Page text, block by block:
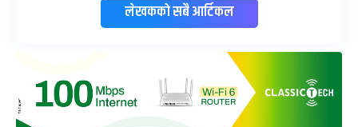
लेखकको सबै आर्टिकल